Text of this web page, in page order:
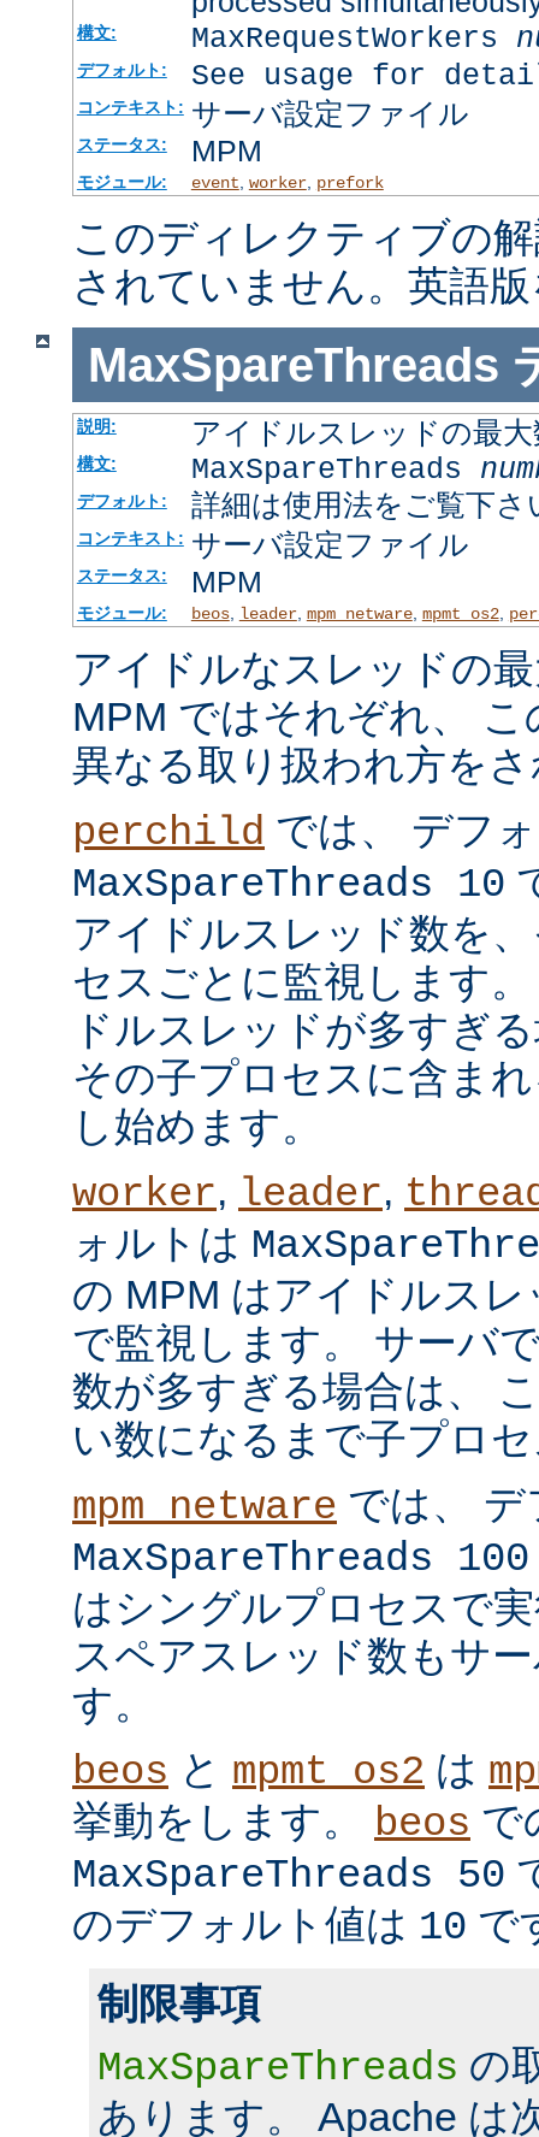
構文: MaxRequestWorkers
デフォルト: See usage for
コンテキスト: サーバ設定ファイル
ステータス: MPM
モジュール: event worker, prefork
このディレクティブの
されていません。英語
MaxSpareThreads
説明: アイドルスレッドの最大
構文: MaxSpareThreads
デフォルト: 詳細は使用法をご覧下さ
コンテキスト: サーバ設定ファイル
ステータス: MPM
モジュール: beos, leader, mpm_netware, mpmt_os2,
アイドルなスレッドの
MPM ではそれぞれ、
異なる取り扱われ方を
perchild では、 デフ
MaxSpareThreads 10
アイドルスレッド数を
セスごとに監視します
ドルスレッドが多すぎ
その子プロセスに含ま
し始めます。
worker, leader,
ォルトは
の MPM はアイドルス
で監視します。 サーバ
数が多すぎる場合は、
い数になるまで子プロ
mpm_netware では、
MaxSpareThreads 100
はシングルプロセスで
スペアスレッド数もサ
す。
beos と mpmt_os2 は
挙動をします。 beos で
MaxSpareThreads 50
のデフォルト値は 10 で
制限事項
MaxSpareThreads の
あります。 Apache は